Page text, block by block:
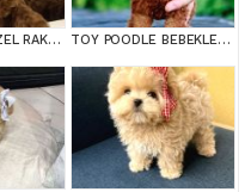
İNANİLMAZ GUZEL RAKAMLARA GERÇEK TOY YAVRULAR TOY POODLE BEBEKLERİM